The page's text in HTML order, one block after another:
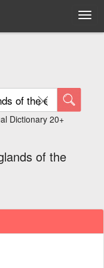
Dictionary 20+
of the